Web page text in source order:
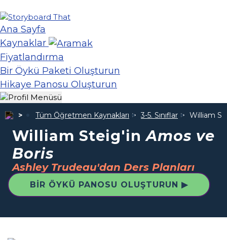
Ana Sayfa
Kaynaklar
Fiyatlandırma
Bir Öykü Paketi Oluşturun
Hikaye Panosu Oluşturun
Tüm Öğretmen Kaynakları 3-5. Sınıflar William
William Steig'inAmos ve
Boris
Ashley Trudeau'dan Ders Planları
BIR ÖYKÜ PANOSU OLUŞTURUN ▶